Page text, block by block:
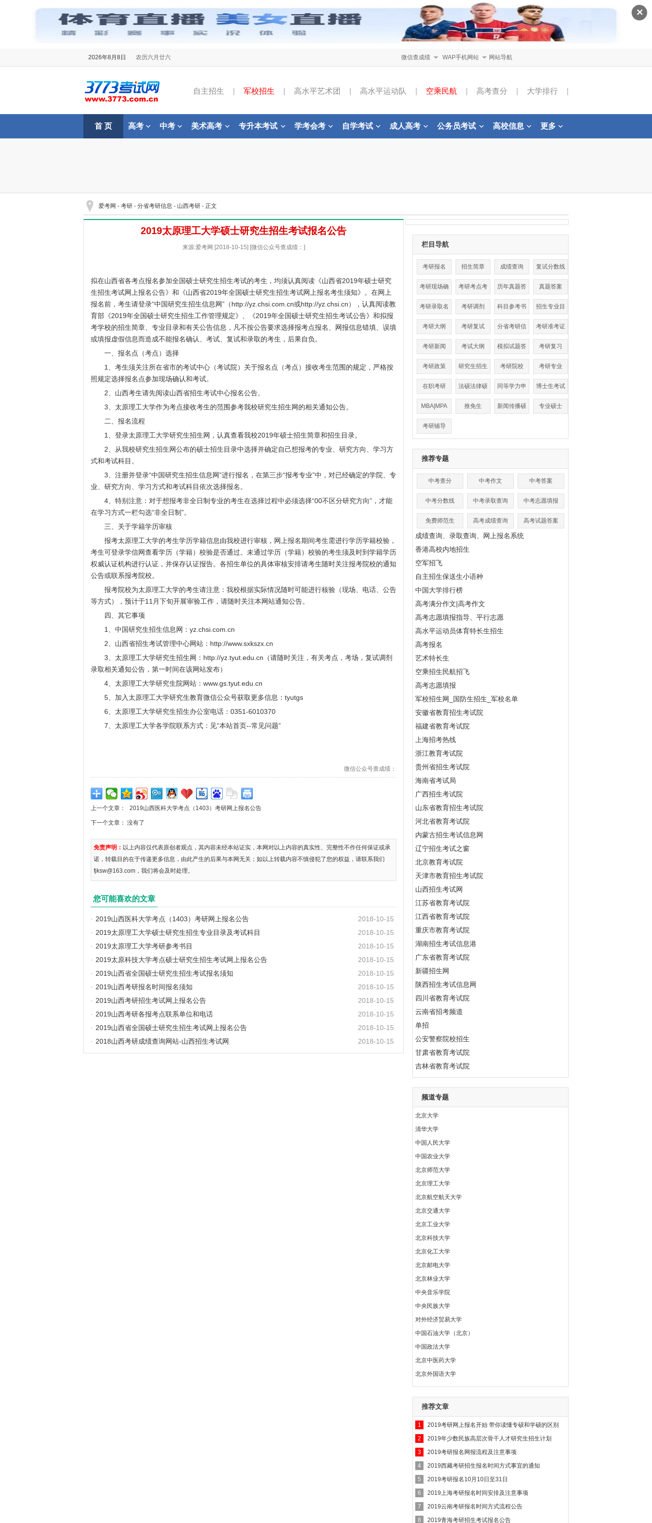
✕
2026年8月8日 农历六月廿六 微信查成绩 WAP手机网站 网站导航
自主招生 军校招生 高水平艺术团 高水平运动队 空乘民航 高考查分 大学排行
首 页 高考 中考 美术高考 专升本考试 学考会考 自学考试 成人高考 公务员考试 高校信息 更多
爱考网 - 考研 - 分省考研信息 - 山西考研 - 正文
2019太原理工大学硕士研究生招生考试报名公告
来源:爱考网 [2018-10-15] [微信公众号查成绩：]
拟在山西省各考点报名参加全国硕士研究生招生考试的考生，均须认真阅读《山西省2019年硕士研究
生招生考试网上报名公告》和《山西省2019年全国硕士研究生招生考试网上报名考生须知》。在网上
报名前，考生请登录“中国研究生招生信息网”（http://yz.chsi.com.cn或http://yz.chsi.cn），认真阅读教
育部《2019年全国硕士研究生招生工作管理规定》、《2019年全国硕士研究生招生考试公告》和拟报
考学校的招生简章、专业目录和有关公告信息，凡不按公告要求选择报考点报名、网报信息错填、误填
或填报虚假信息而造成不能报名确认、考试、复试和录取的考生，后果自负。
一、报名点（考点）选择
1、考生须关注所在省市的考试中心（考试院）关于报名点（考点）接收考生范围的规定，严格按
照规定选择报名点参加现场确认和考试。
2、山西考生请先阅读山西省招生考试中心报名公告。
3、太原理工大学作为考点接收考生的范围参考我校研究生招生网的相关通知公告。
二、报名流程
1、登录太原理工大学研究生招生网，认真查看我校2019年硕士招生简章和招生目录。
2、从我校研究生招生网公布的硕士招生目录中选择并确定自己想报考的专业、研究方向、学习方
式和考试科目。
3、注册并登录“中国研究生招生信息网”进行报名，在第三步“报考专业”中，对已经确定的学院、专
业、研究方向、学习方式和考试科目依次选择报名。
4、特别注意：对于想报考非全日制专业的考生在选择过程中必须选择“00不区分研究方向”，才能
在学习方式一栏勾选“非全日制”。
三、关于学籍学历审核
报考太原理工大学的考生学历学籍信息由我校进行审核，网上报名期间考生需进行学历学籍校验，
考生可登录学信网查看学历（学籍）校验是否通过。未通过学历（学籍）校验的考生须及时到学籍学历
权威认证机构进行认证，并保存认证报告。各招生单位的具体审核安排请考生随时关注报考院校的通知
公告或联系报考院校。
报考院校为太原理工大学的考生请注意：我校根据实际情况随时可能进行核验（现场、电话、公告
等方式），预计于11月下旬开展审验工作，请随时关注本网站通知公告。
四、其它事项
1、中国研究生招生信息网：yz.chsi.com.cn
2、山西省招生考试管理中心网站： http://www.sxkszx.cn
3、太原理工大学研究生招生网： http://yz.tyut.edu.cn （请随时关注，有关考点，考场，复试调剂
录取相关通知公告，第一时间在该网站发布）
4、太原理工大学研究生院网站： www.gs.tyut.edu.cn
5、加入太原理工大学研究生教育微信公众号获取更多信息：tyutgs
6、太原理工大学研究生招生办公室电话：0351-6010370
7、太原理工大学各学院联系方式：见“本站首页--常见问题”
微信公众号查成绩：
上一个文章： 2019山西医科大学考点（1403）考研网上报名公告
下一个文章： 没有了
免责声明： 以上内容仅代表原创者观点，其内容未经本站证实，本网对以上内容的真实性、完整性不作任何保证或承
诺，转载目的在于传递更多信息，由此产生的后果与本网无关；如以上转载内容不慎侵犯了您的权益，请联系我们
fjksw@163.com，我们将会及时处理。
您可能喜欢的文章
2018-10-15
· 2019山西医科大学考点（1403）考研网上报名公告
2018-10-15
· 2019太原理工大学硕士研究生招生专业目录及考试科目
2018-10-15
· 2019太原理工大学考研参考书目
2018-10-15
· 2019太原科技大学考点硕士研究生招生考试网上报名公告
2018-10-15
· 2019山西省全国硕士研究生招生考试报名须知
2018-10-15
· 2019山西考研报名时间报名须知
2018-10-15
· 2019山西考研招生考试网上报名公告
2018-10-15
· 2019山西考研各报考点联系单位和电话
2018-10-15
· 2019山西省全国硕士研究生招生考试网上报名公告
2018-10-15
· 2018山西考研成绩查询网站-山西招生考试网
栏目导航
考研报名 招生简章 成绩查询 复试分数线
考研现场确
认
考研考点考
场查询
历年真题答
案
真题答案
考研录取名
单
考研调剂 科目参考书
目
招生专业目
录
考研大纲
考研复试 分省考研信
息
考研准考证
打印
考研新闻
考试大纲 模拟试题答
案
考研复习
考研政策 研究生招生 考研院校 考研专业
在职考研 法硕法律硕
士
同等学力申
硕
博士生考试
MBA|MPA 推免生 新闻传播硕 专业硕士
考研辅导
推荐专题
中考查分 中考作文 中考答案
中考分数线 中考录取查询 中考志愿填报
免费师范生 高考成绩查询 高考试题答案
成绩查询、录取查询、网上报名系统
香港高校内地招生
空军招飞
自主招生保送生小语种
中国大学排行榜
高考满分作文|高考作文
高考志愿填报指导、平行志愿
高水平运动员体育特长生招生
高考报名
艺术特长生
空乘招生民航招飞
高考志愿填报
军校招生网_国防生招生_军校名单
安徽省教育招生考试院
福建省教育考试院
上海招考热线
浙江教育考试院
贵州省招生考试院
海南省考试局
广西招生考试院
山东省教育招生考试院
河北省教育考试院
内蒙古招生考试信息网
辽宁招生考试之窗
北京教育考试院
天津市教育招生考试院
山西招生考试网
江苏省教育考试院
江西省教育考试院
重庆市教育考试院
湖南招生考试信息港
广东省教育考试院
新疆招生网
陕西招生考试信息网
四川省教育考试院
云南省招考频道
单招
公安警察院校招生
甘肃省教育考试院
吉林省教育考试院
频道专题
北京大学
清华大学
中国人民大学
中国农业大学
北京师范大学
北京理工大学
北京航空航天大学
北京交通大学
北京工业大学
北京科技大学
北京化工大学
北京邮电大学
北京林业大学
中央音乐学院
中央民族大学
对外经济贸易大学
中国石油大学（北京）
中国政法大学
北京中医药大学
北京外国语大学
推荐文章
1
2019考研网上报名开始 带你读懂专硕和学硕的区别
2
2019年少数民族高层次骨干人才研究生招生计划
3
2019考研报名网报流程及注意事项
4
2019西藏考研招生报名时间方式事宜的通知
5
2019考研报名10月10日至31日
6
2019上海考研报名时间安排及注意事项
7
2019云南考研报名时间方式流程公告
8
2019青海考研招生考试报名公告